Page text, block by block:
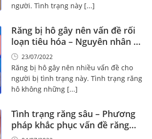
người. Tình trạng này [...]
Răng bị hô gây nên vấn đề rối
loạn tiêu hóa – Nguyên nhân &
giải pháp
23/07/2022
Răng bị hô gây nên nhiều vấn đề cho
người bị tình trạng này. Tình trạng răng
hô không những [...]
Tình trạng răng sâu – Phương
pháp khắc phục vấn đề răng
sâu